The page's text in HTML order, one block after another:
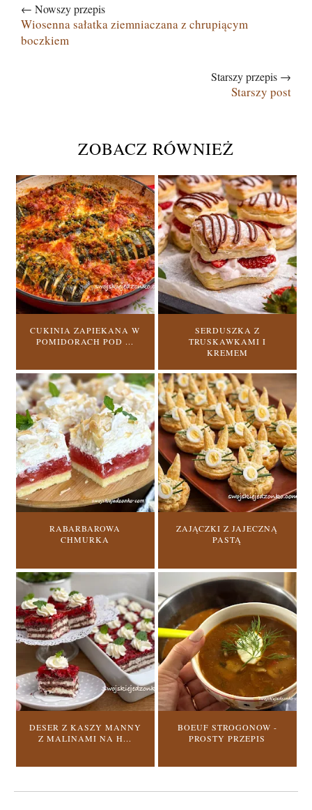
← Nowszy przepis
Wiosenna sałatka ziemniaczana z chrupiącym
boczkiem
Starszy przepis →
Starszy post
ZOBACZ RÓWNIEŻ
CUKINIA ZAPIEKANA W
POMIDORACH POD ...
SERDUSZKA Z
TRUSKAWKAMI I
KREMEM
RABARBAROWA
CHMURKA
ZAJĄCZKI Z JAJECZNĄ
PASTĄ
DESER Z KASZY MANNY
Z MALINAMI NA H...
BOEUF STROGONOW -
PROSTY PRZEPIS